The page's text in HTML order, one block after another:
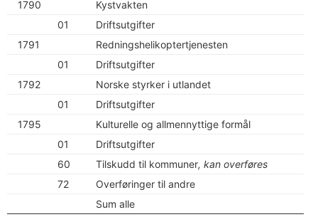
1790
Kystvakten
01
Driftsutgifter
1791
Redningshelikoptertjenesten
01
Driftsutgifter
1792
Norske styrker i utlandet
01
Driftsutgifter
1795
Kulturelle og allmennyttige formål
01
Driftsutgifter
60
Tilskudd til kommuner, kan overføres
72
Overføringer til andre
Sum alle